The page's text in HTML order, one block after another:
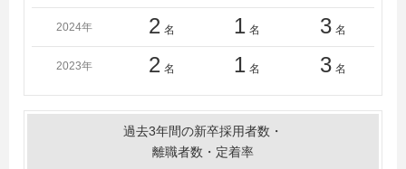
2024年 2 名 1 名 3 名
2023年 2 名 1 名 3 名
過去3年間の新卒採用者数・
離職者数・定着率